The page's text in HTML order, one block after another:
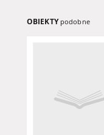
OBIEKTY podobne